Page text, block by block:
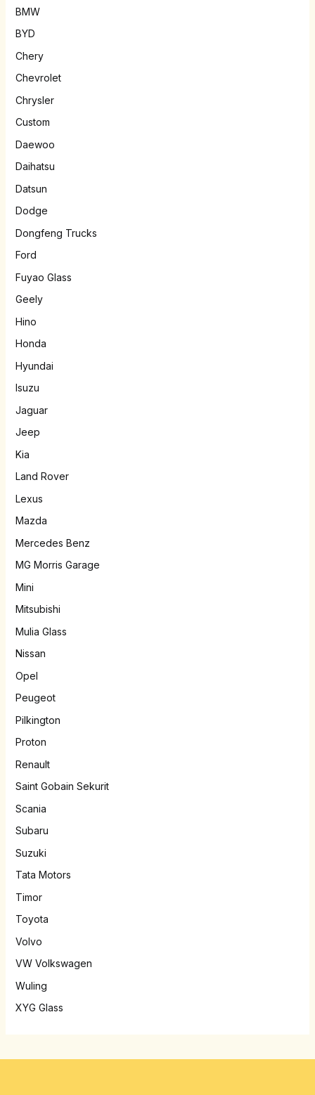
BMW
BYD
Chery
Chevrolet
Chrysler
Custom
Daewoo
Daihatsu
Datsun
Dodge
Dongfeng Trucks
Ford
Fuyao Glass
Geely
Hino
Honda
Hyundai
Isuzu
Jaguar
Jeep
Kia
Land Rover
Lexus
Mazda
Mercedes Benz
MG Morris Garage
Mini
Mitsubishi
Mulia Glass
Nissan
Opel
Peugeot
Pilkington
Proton
Renault
Saint Gobain Sekurit
Scania
Subaru
Suzuki
Tata Motors
Timor
Toyota
Volvo
VW Volkswagen
Wuling
XYG Glass